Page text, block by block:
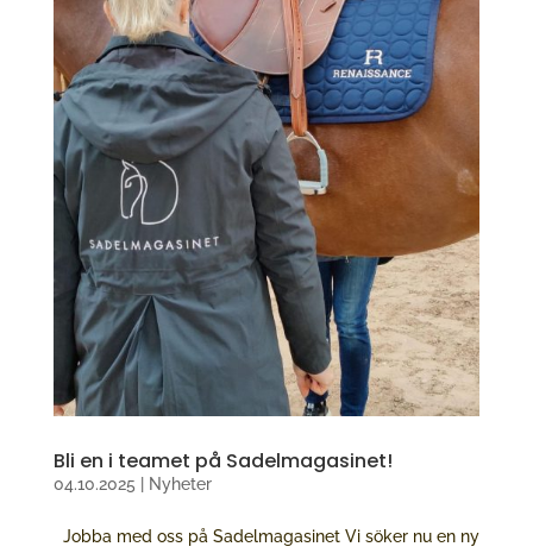
Bli en i teamet på Sadelmagasinet!
04.10.2025 Nyheter
Jobba med oss på Sadelmagasinet Vi söker nu en ny